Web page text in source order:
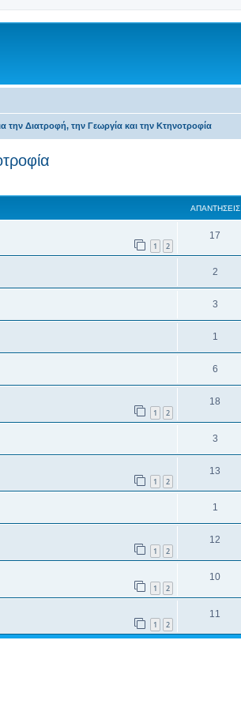
την Διατροφή, την Γεωργία και την Κτηνοτροφία
ΑΠΑΝΤΉΣΕΙΣ
1 2
17
2
3
1
6
1 2
18
3
1 2
13
1
1 2
12
1 2
10
1 2
11